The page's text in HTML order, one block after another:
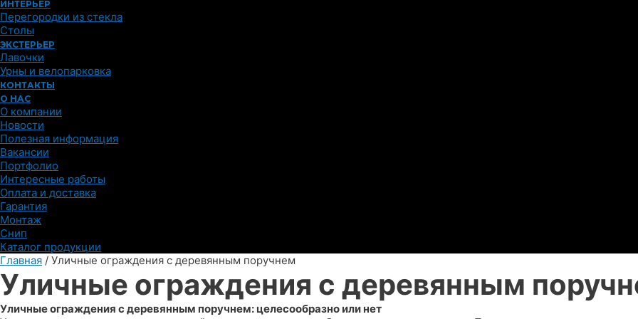
ИНТЕРЬЕР
Перегородки из стекла
Столы
ЭКСТЕРЬЕР
Лавочки
Урны и велопарковка
КОНТАКТЫ
О НАС
О компании
Новости
Полезная информация
Вакансии
Портфолио
Интересные работы
Оплата и доставка
Гарантия
Монтаж
Снип
Каталог продукции
Главная / Уличные ограждения с деревянным поручнем
Уличные ограждения с деревянным
Уличные ограждения с деревянным поручнем: целесообразно или нет